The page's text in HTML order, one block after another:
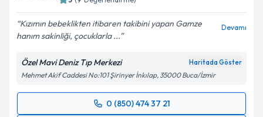
Kızımın bebeklikten itibaren takibini yapan Gamze
hanım sakinliği, çocuklarla ...
Devamı
Özel Mavi Deniz Tıp Merkezi Haritada Göster
Mehmet Akif Caddesi No:101 Şirinyer İnkılap, 35000 Buca/İzmir
0 (850) 474 37 21
Randevu Takvimi Talebi